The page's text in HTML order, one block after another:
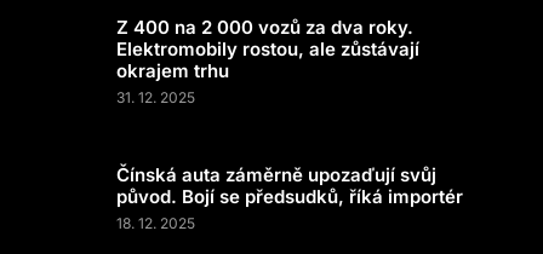
Z 400 na 2 000 vozů za dva roky.
Elektromobily rostou, ale zůstávají
okrajem trhu
31. 12. 2025
Čínská auta záměrně upozaďují svůj
původ. Bojí se předsudků, říká importér
18. 12. 2025